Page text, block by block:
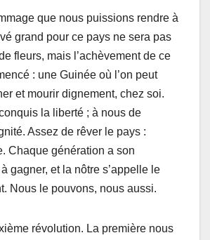
que nous puissions rendre à
grand pour ce pays ne sera pas
fleurs, mais l’achèvement de ce
: une Guinée où l’on peut
et mourir dignement, chez soi.
la liberté ; à nous de
Assez de rêver le pays :
Chaque génération a son
gagner, et la nôtre s’appelle le
Nous le pouvons, nous aussi.
révolution. La première nous